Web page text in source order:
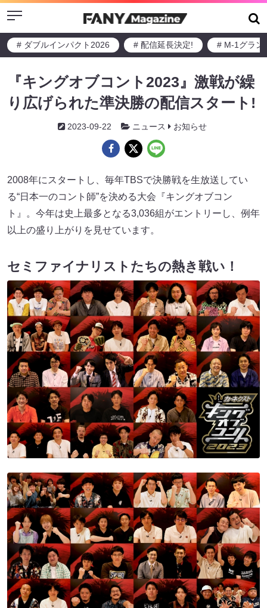
Menu
# ダブルインパクト2026 # 配信延長決定! # M-1グラン
『キングオブコント2023』激戦が繰
り広げられた準決勝の配信スタート!
2023-09-22 ニュース お知らせ
2008年にスタートし、毎年TBSで決勝戦を生放送してい
る“日本一のコント師”を決める大会『キングオブコン
ト』。今年は史上最多となる3,036組がエントリーし、例年
以上の盛り上がりを見せています。
セミファイナリストたちの熱き戦い！